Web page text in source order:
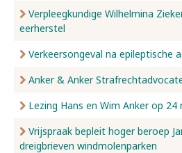
Verpleegkundige Wilhelmina
eerherstel
Verkeersongeval na epileptische
Anker & Anker
Lezing Hans en Wim Anker op
Vrijspraak bepleit hoger beroep
dreigbrieven windmolenparken